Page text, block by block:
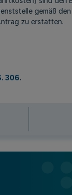
gemäß
zu erstatten.
306.